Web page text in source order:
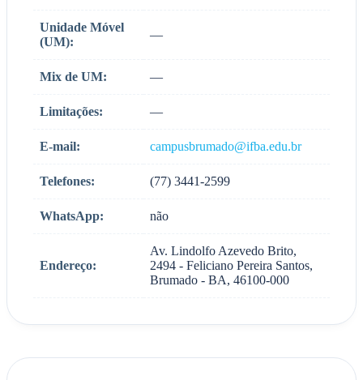
Unidade Móvel
(UM):
—
Mix de UM: —
Limitações: —
E-mail: campusbrumado@ifba.edu.br
Telefones: (77) 3441-2599
WhatsApp: não
Endereço:
Av. Lindolfo Azevedo Brito,
2494 - Feliciano Pereira Santos,
Brumado - BA, 46100-000